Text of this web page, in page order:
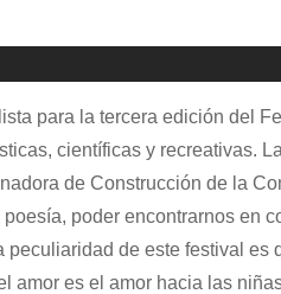
para la tercera edición del
científicas y recreativas.
de Construcción de la
poesía, poder encontrarnos en
peculiaridad de este festival es
amor es el amor hacia las